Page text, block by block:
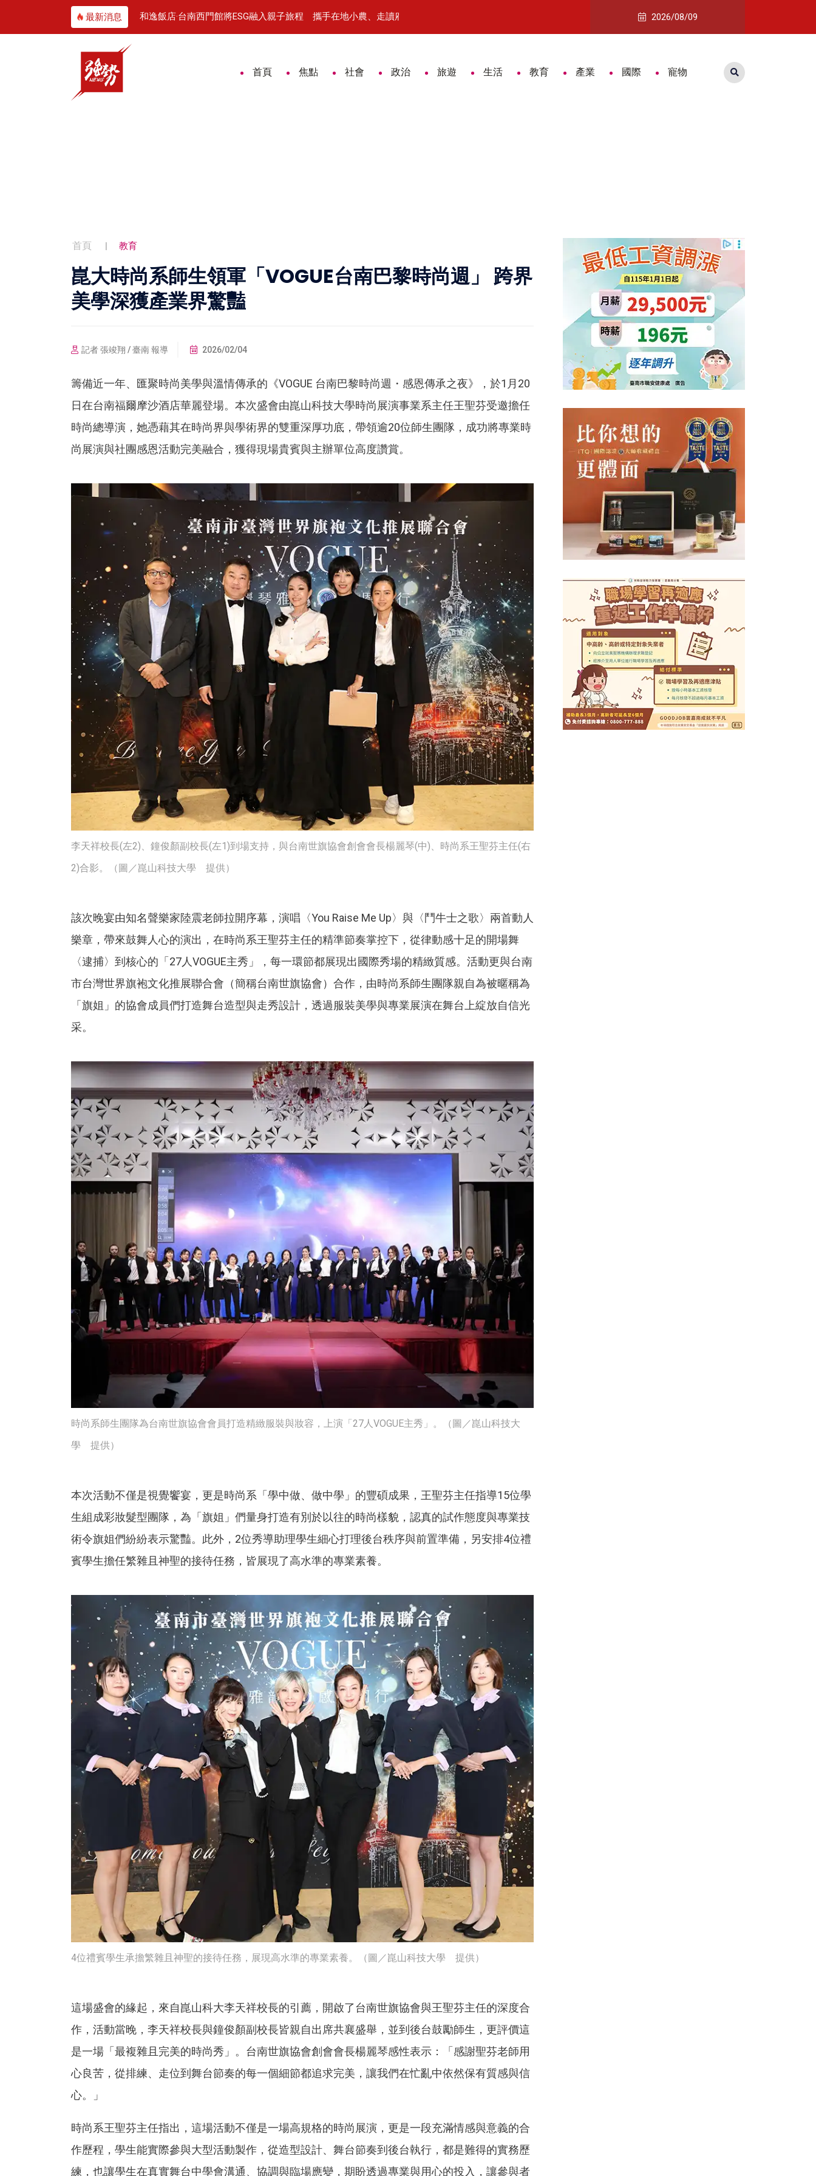
最新消息 和逸飯店·台南西門館將ESG融入親子旅程 攜手在地小農、走讀府城文化 南紡購物中心「夏款！約一夏」登場
2026/08/09
首頁 焦點 社會 政治 旅遊 生活 教育 產業 國際 寵物
首頁 教育
崑大時尚系師生領軍「VOGUE台南巴黎時尚週」 跨界
美學深獲產業界驚豔
記者 張竣翔 / 臺南 報導 2026/02/04
籌備近一年、匯聚時尚美學與溫情傳承的《VOGUE 台南巴黎時尚週・感恩傳承之夜》，於1月20
日在台南福爾摩沙酒店華麗登場。本次盛會由崑山科技大學時尚展演事業系主任王聖芬受邀擔任
時尚總導演，她憑藉其在時尚界與學術界的雙重深厚功底，帶領逾20位師生團隊，成功將專業時
尚展演與社團感恩活動完美融合，獲得現場貴賓與主辦單位高度讚賞。
李天祥校長(左2)、鐘俊顏副校長(左1)到場支持，與台南世旗協會創會會長楊麗琴(中)、時尚系王聖芬主任(右
2)合影。（圖／崑山科技大學 提供）
該次晚宴由知名聲樂家陸震老師拉開序幕，演唱〈You Raise Me Up〉與〈鬥牛士之歌〉兩首動人
樂章，帶來鼓舞人心的演出，在時尚系王聖芬主任的精準節奏掌控下，從律動感十足的開場舞
〈逮捕〉到核心的「27人VOGUE主秀」，每一環節都展現出國際秀場的精緻質感。活動更與台南
市台灣世界旗袍文化推展聯合會（簡稱台南世旗協會）合作，由時尚系師生團隊親自為被暱稱為
「旗姐」的協會成員們打造舞台造型與走秀設計，透過服裝美學與專業展演在舞台上綻放自信光
采。
時尚系師生團隊為台南世旗協會會員打造精緻服裝與妝容，上演「27人VOGUE主秀」。（圖／崑山科技大
學 提供）
本次活動不僅是視覺饗宴，更是時尚系「學中做、做中學」的豐碩成果，王聖芬主任指導15位學
生組成彩妝髮型團隊，為「旗姐」們量身打造有別於以往的時尚樣貌，認真的試作態度與專業技
術令旗姐們紛紛表示驚豔。此外，2位秀導助理學生細心打理後台秩序與前置準備，另安排4位禮
賓學生擔任繁雜且神聖的接待任務，皆展現了高水準的專業素養。
4位禮賓學生承擔繁雜且神聖的接待任務，展現高水準的專業素養。（圖／崑山科技大學 提供）
這場盛會的緣起，來自崑山科大李天祥校長的引薦，開啟了台南世旗協會與王聖芬主任的深度合
作，活動當晚，李天祥校長與鐘俊顏副校長皆親自出席共襄盛舉，並到後台鼓勵師生，更評價這
是一場「最複雜且完美的時尚秀」。台南世旗協會創會會長楊麗琴感性表示：「感謝聖芬老師用
心良苦，從排練、走位到舞台節奏的每一個細節都追求完美，讓我們在忙亂中依然保有質感與信
心。」
時尚系王聖芬主任指出，這場活動不僅是一場高規格的時尚展演，更是一段充滿情感與意義的合
作歷程，學生能實際參與大型活動製作，從造型設計、舞台節奏到後台執行，都是難得的實務歷
練，也讓學生在真實舞台中學會溝通、協調與臨場應變，期盼透過專業與用心的投入，讓參與者